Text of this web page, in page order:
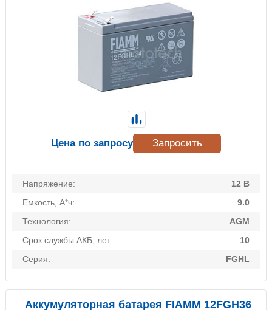
Напряжение:
12 В
Емкость, А*ч:
9.0
Технология:
AGM
Срок службы АКБ, лет:
10
Серия:
FGHL
Цена по запросу Запросить
Аккумуляторная батарея FIAMM 12FGH36